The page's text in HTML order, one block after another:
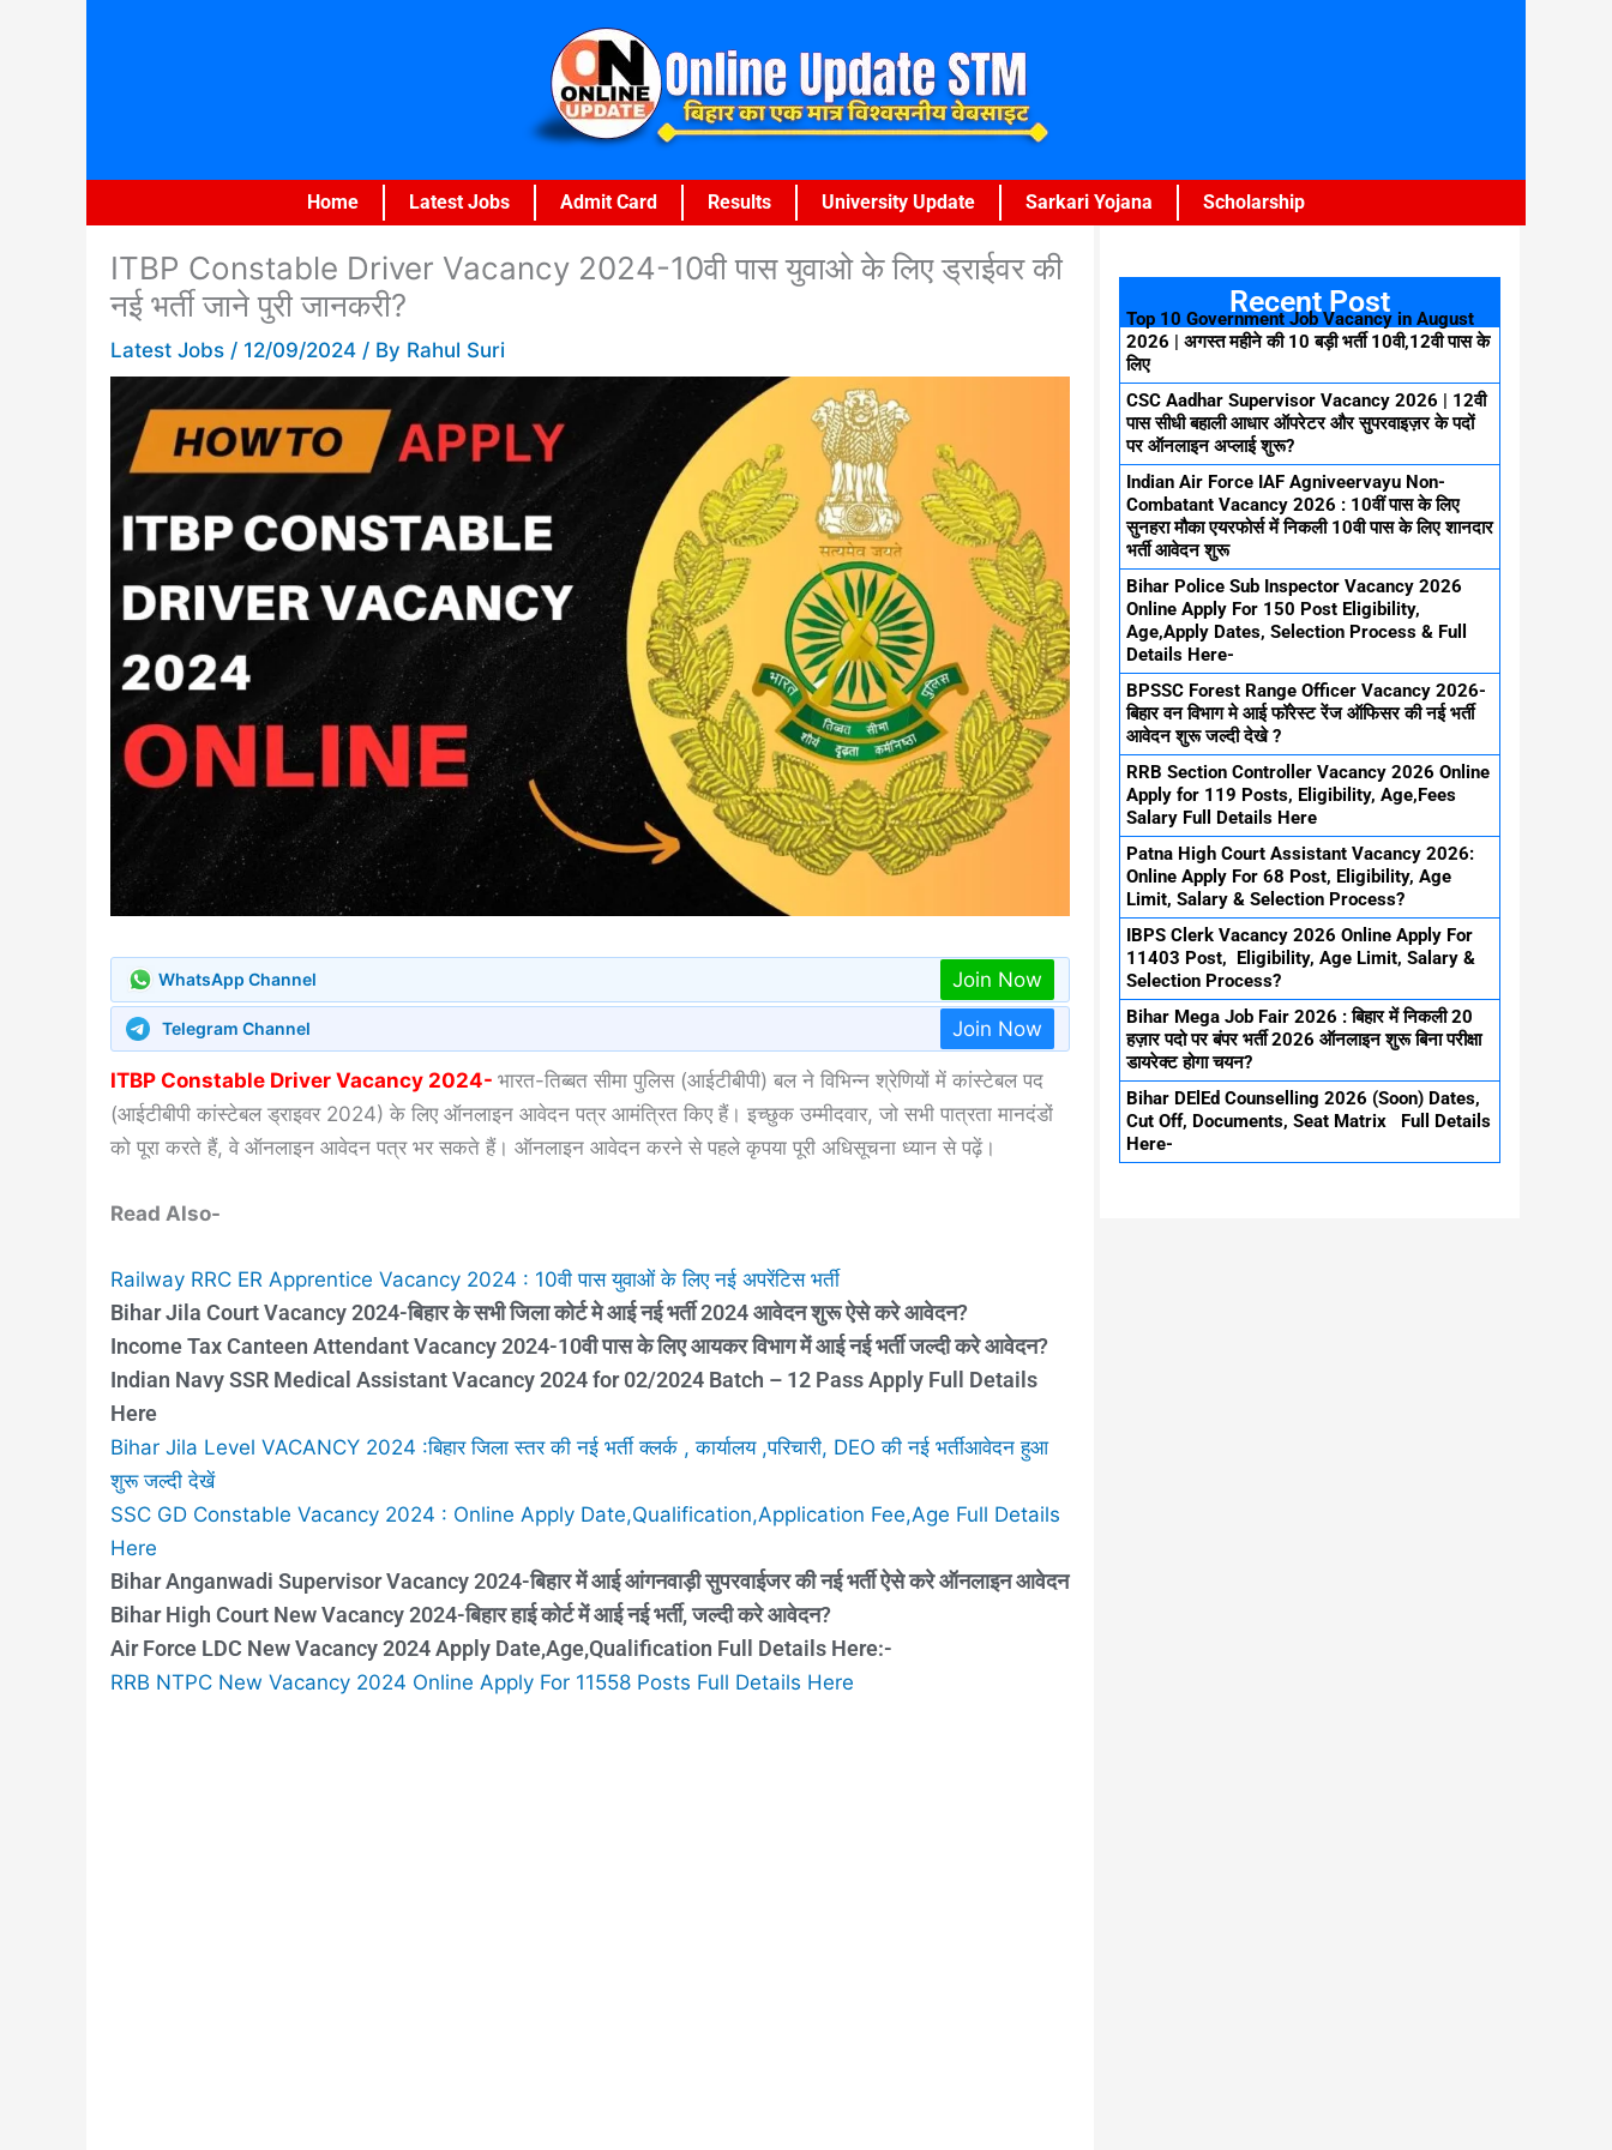
Home Latest Jobs Admit Card Results University Update Sarkari Yojana Scholarship
ITBP Constable Driver Vacancy 2024-10वी पास युवाओ के लिए ड्राईवर की
नई भर्ती जाने पुरी जानकरी?
Latest Jobs / 12/09/2024 / By Rahul Suri
WhatsApp Channel Join Now
Telegram Channel Join Now
ITBP Constable Driver Vacancy 2024- भारत-तिब्बत सीमा पुलिस (आईटीबीपी) बल ने विभिन्न श्रेणियों में कांस्टेबल पद
(आईटीबीपी कांस्टेबल ड्राइवर 2024) के लिए ऑनलाइन आवेदन पत्र आमंत्रित किए हैं। इच्छुक उम्मीदवार, जो सभी पात्रता मानदंडों
को पूरा करते हैं, वे ऑनलाइन आवेदन पत्र भर सकते हैं। ऑनलाइन आवेदन करने से पहले कृपया पूरी अधिसूचना ध्यान से पढ़ें।
Read Also-
Railway RRC ER Apprentice Vacancy 2024 : 10वी पास युवाओं के लिए नई अपरेंटिस भर्ती
Bihar Jila Court Vacancy 2024-बिहार के सभी जिला कोर्ट मे आई नई भर्ती 2024 आवेदन शुरू ऐसे करे आवेदन?
Income Tax Canteen Attendant Vacancy 2024-10वी पास के लिए आयकर विभाग में आई नई भर्ती जल्दी करे आवेदन?
Indian Navy SSR Medical Assistant Vacancy 2024 for 02/2024 Batch – 12 Pass Apply Full Details
Here
Bihar Jila Level VACANCY 2024 :बिहार जिला स्तर की नई भर्ती क्लर्क , कार्यालय ,परिचारी, DEO की नई भर्तीआवेदन हुआ
शुरू जल्दी देखें
SSC GD Constable Vacancy 2024 : Online Apply Date,Qualification,Application Fee,Age Full Details
Here
Bihar Anganwadi Supervisor Vacancy 2024-बिहार में आई आंगनवाड़ी सुपरवाईजर की नई भर्ती ऐसे करे ऑनलाइन आवेदन
Bihar High Court New Vacancy 2024-बिहार हाई कोर्ट में आई नई भर्ती, जल्दी करे आवेदन?
Air Force LDC New Vacancy 2024 Apply Date,Age,Qualification Full Details Here:-
RRB NTPC New Vacancy 2024 Online Apply For 11558 Posts Full Details Here
Recent Post
Top 10 Government Job Vacancy in August
2026 | अगस्त महीने की 10 बड़ी भर्ती 10वी,12वी पास के
लिए
CSC Aadhar Supervisor Vacancy 2026 | 12वी
पास सीधी बहाली आधार ऑपरेटर और सुपरवाइज़र के पदों
पर ऑनलाइन अप्लाई शुरू?
Indian Air Force IAF Agniveervayu Non-
Combatant Vacancy 2026 : 10वीं पास के लिए
सुनहरा मौका एयरफोर्स में निकली 10वी पास के लिए शानदार
भर्ती आवेदन शुरू
Bihar Police Sub Inspector Vacancy 2026
Online Apply For 150 Post Eligibility,
Age,Apply Dates, Selection Process & Full
Details Here-
BPSSC Forest Range Officer Vacancy 2026-
बिहार वन विभाग मे आई फॉरेस्ट रेंज ऑफिसर की नई भर्ती
आवेदन शुरू जल्दी देखे ?
RRB Section Controller Vacancy 2026 Online
Apply for 119 Posts, Eligibility, Age,Fees
Salary Full Details Here
Patna High Court Assistant Vacancy 2026:
Online Apply For 68 Post, Eligibility, Age
Limit, Salary & Selection Process?
IBPS Clerk Vacancy 2026 Online Apply For
11403 Post, Eligibility, Age Limit, Salary &
Selection Process?
Bihar Mega Job Fair 2026 : बिहार में निकली 20
हज़ार पदो पर बंपर भर्ती 2026 ऑनलाइन शुरू बिना परीक्षा
डायरेक्ट होगा चयन?
Bihar DElEd Counselling 2026 (Soon) Dates,
Cut Off, Documents, Seat Matrix Full Details
Here-